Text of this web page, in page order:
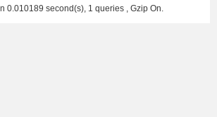
0.010189 second(s), 1 queries , Gzip On.